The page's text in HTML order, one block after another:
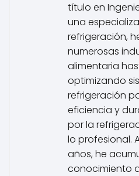
título en
una
refrigeración,
numerosas
alimentaria
optimizando
refrigeración
eficiencia y
por la
lo profesional.
años, he
conocimiento